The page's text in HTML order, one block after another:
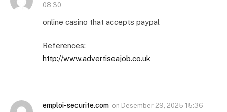
08:30
online casino that accepts paypal
References:
http://www.advertiseajob.co.uk
emploi-securite.com on Desember 29, 2025 15:36